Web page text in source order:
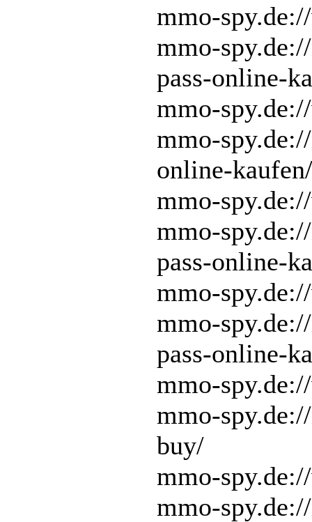
mmo-
mmo-
pass-online-
mmo-
mmo-
online-kaufen/
mmo-
mmo-
pass-online-
mmo-
mmo-
pass-online-
mmo-
mmo-
buy/
mmo-
mmo-